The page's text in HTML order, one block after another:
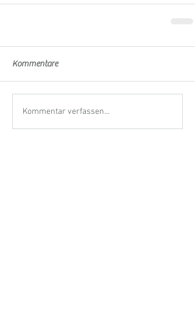
Kommentare
Kommentar verfassen...